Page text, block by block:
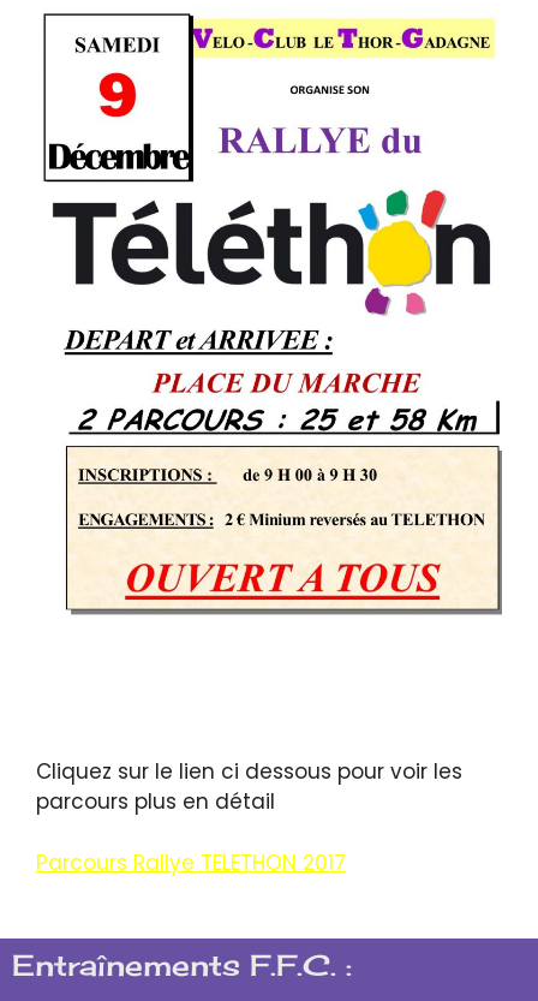
Cliquez sur le lien ci dessous pour voir les
parcours plus en détail
Parcours Rallye TELETHON 2017
Entraînements F.F.C. :